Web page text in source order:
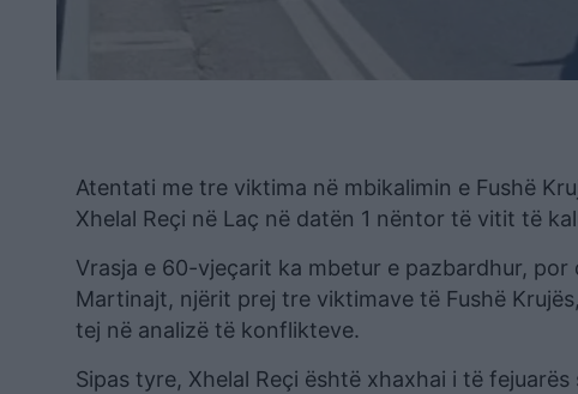
Atentati me tre viktima në mbikalimin e Fushë
Xhelal Reçi në Laç në datën 1 nëntor të vitit të
Vrasja e 60-vjeçarit ka mbetur e pazbardhur,
Martinajt, njërit prej tre viktimave të Fushë
tej në analizë të konflikteve.
Sipas tyre, Xhelal Reçi është xhaxhai i të